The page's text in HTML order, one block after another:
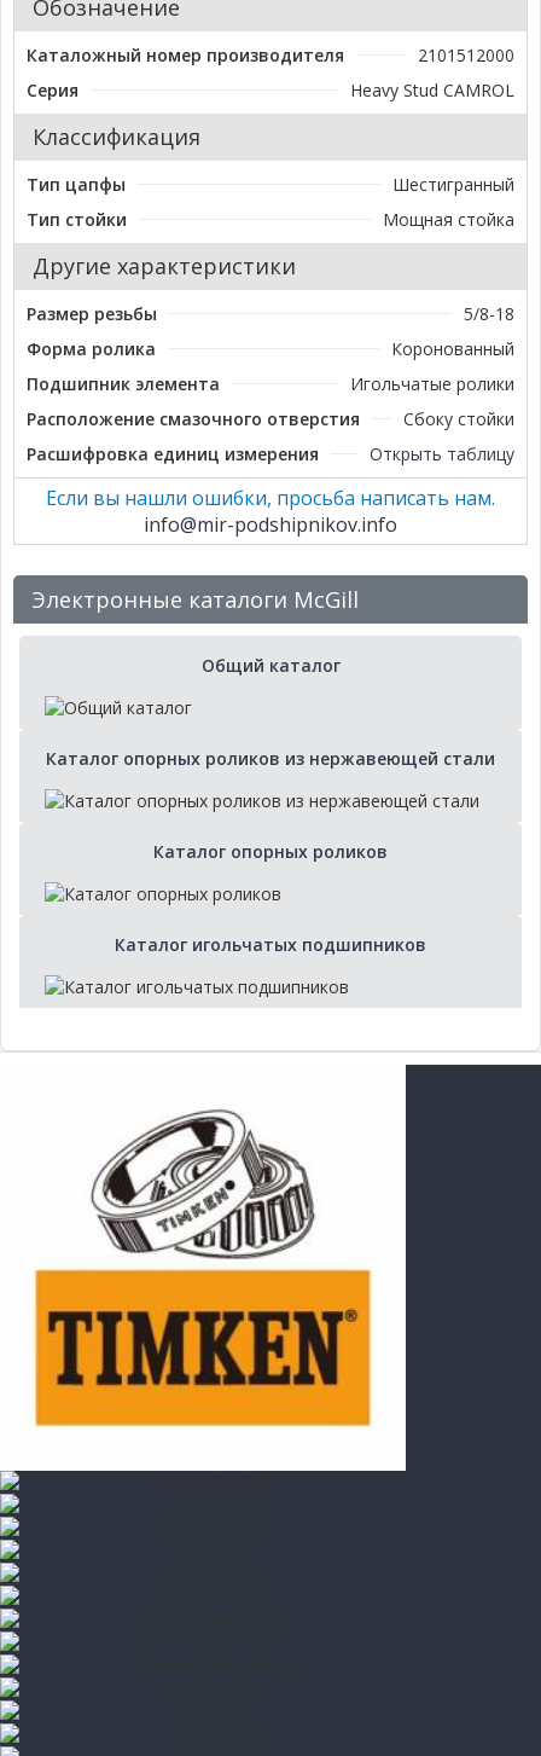
Обозначение
Каталожный номер производителя
2101512000
Серия
Heavy Stud CAMROL
Классификация
Тип цапфы
Шестигранный
Тип стойки
Мощная стойка
Другие характеристики
Размер резьбы
5/8-18
Форма ролика
Коронованный
Подшипник элемента
Игольчатые ролики
Расположение смазочного отверстия
Сбоку стойки
Расшифровка единиц измерения
Открыть таблицу
Если вы нашли ошибки, просьба написать нам.
info@mir-podshipnikov.info
Электронные каталоги McGill
Общий каталог
Каталог опорных роликов из нержавеющей стали
Каталог опорных роликов
Каталог игольчатых подшипников